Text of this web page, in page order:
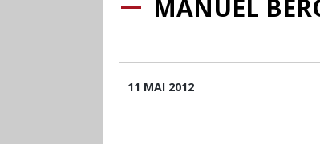
MANUEL
11 MAI 2012